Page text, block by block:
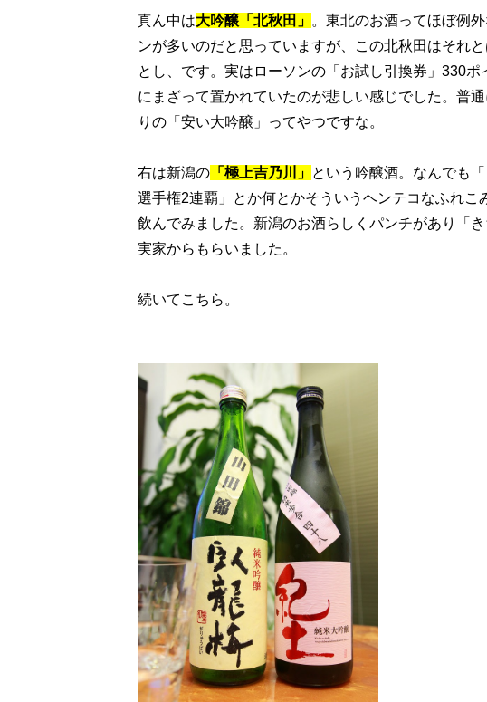
真ん中は大吟醸「北秋田」 。東北のお酒ってほぼ例
ンが多いのだと思っていますが、この北秋田はそれ
とし、です。実はローソンの「お試し引換券」330
にまざって置かれていたのが悲しい感じでした。普
りの「安い大吟醸」ってやつですな。
右は新潟の 「極上吉乃川」 という吟醸酒。なんでも
選手権2連覇」とか何とかそういうヘンテコなふれ
飲んでみました。新潟のお酒らしくパンチがあり「
実家からもらいました。
続いてこちら。